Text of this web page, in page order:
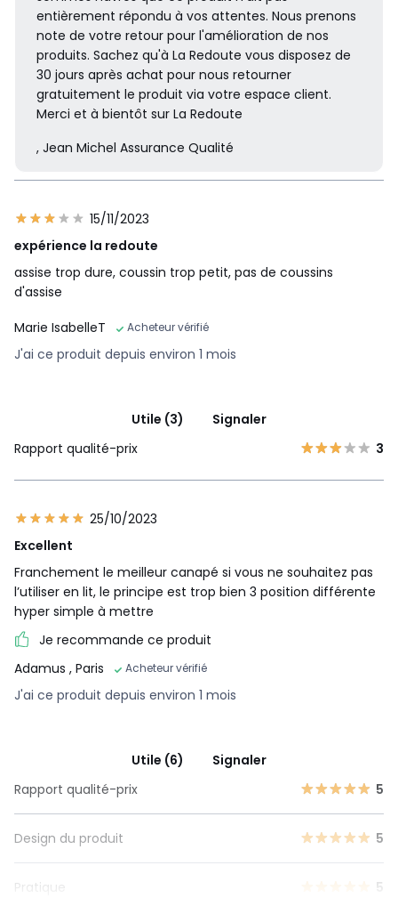
entièrement répondu à vos attentes. Nous prenons
note de votre retour pour l'amélioration de nos
produits. Sachez qu'à La Redoute vous disposez de
30 jours après achat pour nous retourner
gratuitement le produit via votre espace client.
Merci et à bientôt sur La Redoute
, Jean Michel Assurance Qualité
15/11/2023
expérience la redoute
assise trop dure, coussin trop petit, pas de coussins
d'assise
Marie IsabelleT
Acheteur vérifié
J'ai ce produit depuis environ 1 mois
Utile (3)
Signaler
Rapport qualité-prix
3
25/10/2023
Excellent
Franchement le meilleur canapé si vous ne souhaitez pas
l’utiliser en lit, le principe est trop bien 3 position différente
hyper simple à mettre
Je recommande ce produit
Adamus , Paris Acheteur vérifié
J'ai ce produit depuis environ 1 mois
Utile (6)
Signaler
Rapport qualité-prix
5
Design du produit 5
Pratique 5